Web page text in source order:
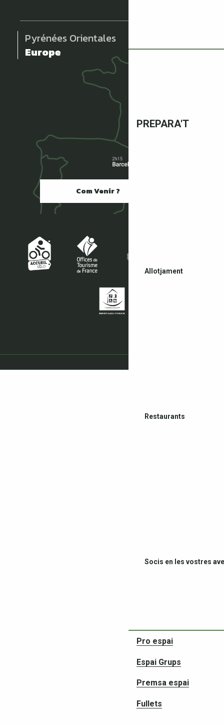
PREPARA'T
Allotjament
Restaurants
Socis en les vostres
Per reservar
Pro espai
Espai Grups
Premsa espai
Fullets
Pyrénées Orientales
Europe
Com Venir ?